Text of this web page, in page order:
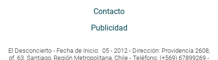
Contacto
Publicidad
El Desconcierto - Fecha de Inicio: 05 - 2012 - Dirección: Providencia 2608,
of. 63. Santiago, Región Metropolitana, Chile - Teléfono: (+569) 67899269 -